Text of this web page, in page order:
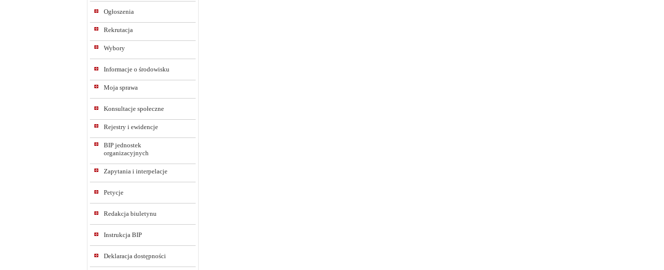
Ogłoszenia
Rekrutacja
Wybory
Informacje o środowisku
Moja sprawa
Konsultacje społeczne
Rejestry i ewidencje
BIP jednostek
organizacyjnych
Zapytania i interpelacje
Petycje
Redakcja biuletynu
Instrukcja BIP
Deklaracja dostępności